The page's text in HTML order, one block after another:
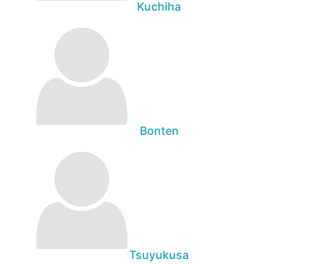
Kuchiha
Bonten
Tsuyukusa